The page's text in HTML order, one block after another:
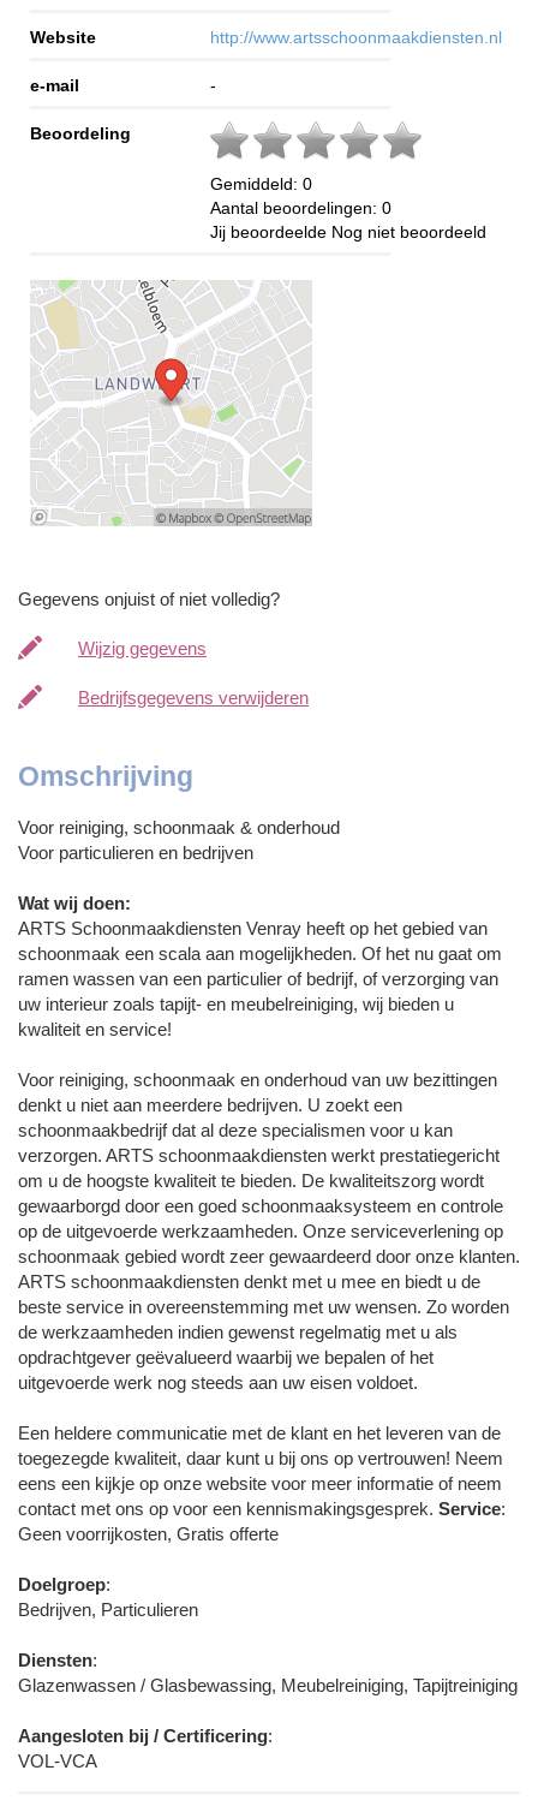
Website http://www.artsschoonmaakdiensten.nl
e-mail -
Beoordeling
Gemiddeld: 0
Aantal beoordelingen: 0
Jij beoordeelde Nog niet beoordeeld
Gegevens onjuist of niet volledig?
Wijzig gegevens
Bedrijfsgegevens verwijderen
Omschrijving
Voor reiniging, schoonmaak & onderhoud
Voor particulieren en bedrijven
Wat wij doen:
ARTS Schoonmaakdiensten Venray heeft op het gebied van
schoonmaak een scala aan mogelijkheden. Of het nu gaat om
ramen wassen van een particulier of bedrijf, of verzorging van
uw interieur zoals tapijt- en meubelreiniging, wij bieden u
kwaliteit en service!
Voor reiniging, schoonmaak en onderhoud van uw bezittingen
denkt u niet aan meerdere bedrijven. U zoekt een
schoonmaakbedrijf dat al deze specialismen voor u kan
verzorgen. ARTS schoonmaakdiensten werkt prestatiegericht
om u de hoogste kwaliteit te bieden. De kwaliteitszorg wordt
gewaarborgd door een goed schoonmaaksysteem en controle
op de uitgevoerde werkzaamheden. Onze serviceverlening op
schoonmaak gebied wordt zeer gewaardeerd door onze klanten.
ARTS schoonmaakdiensten denkt met u mee en biedt u de
beste service in overeenstemming met uw wensen. Zo worden
de werkzaamheden indien gewenst regelmatig met u als
opdrachtgever geëvalueerd waarbij we bepalen of het
uitgevoerde werk nog steeds aan uw eisen voldoet.
Een heldere communicatie met de klant en het leveren van de
toegezegde kwaliteit, daar kunt u bij ons op vertrouwen! Neem
eens een kijkje op onze website voor meer informatie of neem
contact met ons op voor een kennismakingsgesprek. Service:
Geen voorrijkosten, Gratis offerte
Doelgroep:
Bedrijven, Particulieren
Diensten:
Glazenwassen / Glasbewassing, Meubelreiniging, Tapijtreiniging
Aangesloten bij / Certificering:
VOL-VCA